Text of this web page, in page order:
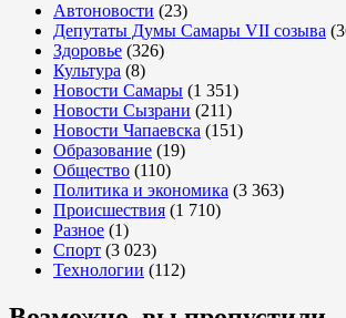
Автоновости (23)
Депутаты Думы Самары VII созыва
Здоровье (326)
Культура (8)
Новости Самары (1 351)
Новости Сызрани (211)
Новости Чапаевска (151)
Образование (19)
Общество (110)
Политика и экономика (3 363)
Происшествия (1 710)
Разное (1)
Спорт (3 023)
Технологии (112)